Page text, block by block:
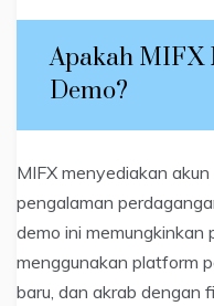
Apakah MIFX
Demo?
MIFX menyediakan
pengalaman
demo ini memungkinkan
menggunakan platform
baru, dan akrab dengan